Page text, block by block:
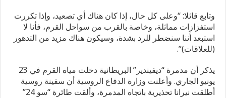
وتابع قائلا: “وعلى كل حال، إذا كان هناك أي تصعيد، وإذا تكررت
استفزازات مماثلة، وخاصة بالقرب من سواحل القرم، فأنا لا
استبعد أننا سنضطر للرد بشدة، وسيكون هناك مزيد من التدهور
(للعلاقات)”.
يذكر أن مدمرة “ديفيندير” البريطانية دخلت مياه القرم في 23
يونيو الجاري. وأعلنت وزارة الدفاع الروسية أن سفينة روسية
أطلقت نيرانا تحذيرية باتجاه المدمرة، وألقت طائرة “سو 24”